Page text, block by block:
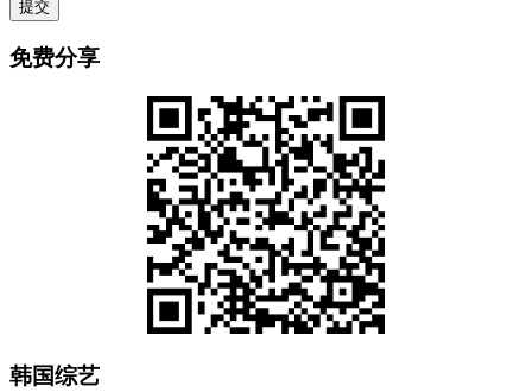
免费分享
韩国综艺